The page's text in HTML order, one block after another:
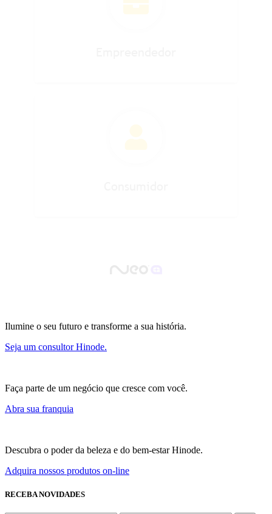
Ilumine o seu futuro e transforme a sua história.
Seja um consultor Hinode.
Faça parte de um negócio que cresce com você.
Abra sua franquia
Descubra o poder da beleza e do bem-estar Hinode.
Adquira nossos produtos on-line
RECEBA NOVIDADES